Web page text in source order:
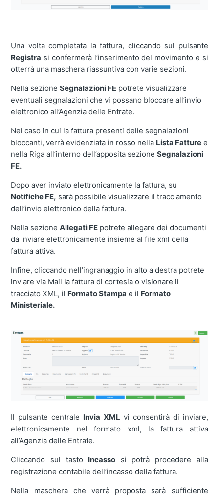
Una volta completata la fattura, cliccando sul pulsante
Registra si confermerà l’inserimento del movimento e si
otterrà una maschera riassuntiva con varie sezioni.
Nella sezioneSegnalazioni FE potrete visualizzare
eventuali segnalazioni che vi possano bloccare all’invio
elettronico all’Agenzia delle Entrate.
Nel caso in cui la fattura presenti delle segnalazioni
bloccanti, verrà evidenziata in rosso nella Lista Fatture e
nella Riga all’interno dell’apposita sezioneSegnalazioni
FE.
Dopo aver inviato elettronicamente la fattura, su
Notifiche FE, sarà possibile visualizzare il tracciamento
dell’invio elettronico della fattura.
Nella sezioneAllegati FE potrete allegare dei documenti
da inviare elettronicamente insieme al file xml della
fattura attiva.
Infine, cliccando nell’ingranaggio in alto a destra potrete
inviare via Mail la fattura di cortesia o visionare il
tracciato XML, il Formato Stampa e il Formato
Ministeriale.
Il pulsante centrale Invia XML vi consentirà di inviare,
elettronicamente nel formato xml, la fattura attiva
all’Agenzia delle Entrate.
Cliccando sul tasto Incasso si potrà procedere alla
registrazione contabile dell’incasso della fattura.
Nella maschera che verrà proposta sarà sufficiente